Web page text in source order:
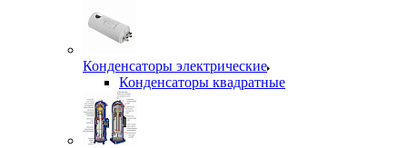
Конденсаторы электрические
Конденсаторы квадратные